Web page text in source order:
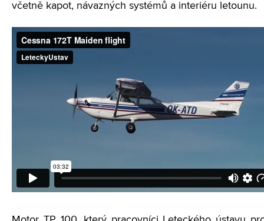
včetně kapot, návazných systémů a interiéru letounu.